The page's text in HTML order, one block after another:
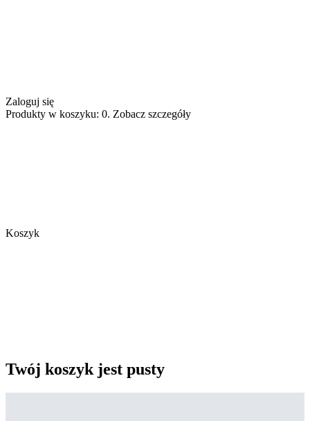
Zaloguj się
Produkty w koszyku: 0. Zobacz szczegóły
Koszyk
Twój koszyk jest pusty